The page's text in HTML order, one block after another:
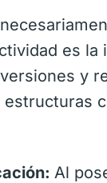
es
y
Al